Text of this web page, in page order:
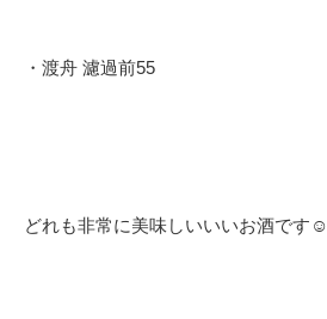
・渡舟 濾過前55
どれも非常に美味しいいいお酒です☺